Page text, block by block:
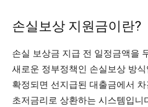
손실보상 지원금이란?
손실 보상금 지급 전 일정금액을
새로운 정부정책인 손실보상 방
확정되면 선지급된 대출금에서
초저금리로 상환하는 시스템입니